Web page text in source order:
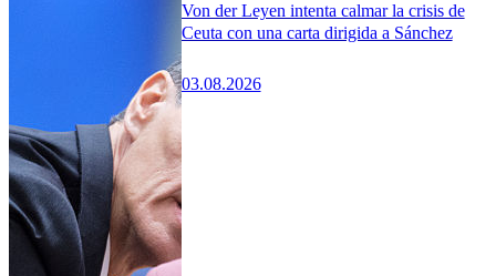
Von der Leyen intenta calmar la crisis de
Ceuta con una carta dirigida a Sánchez
03.08.2026